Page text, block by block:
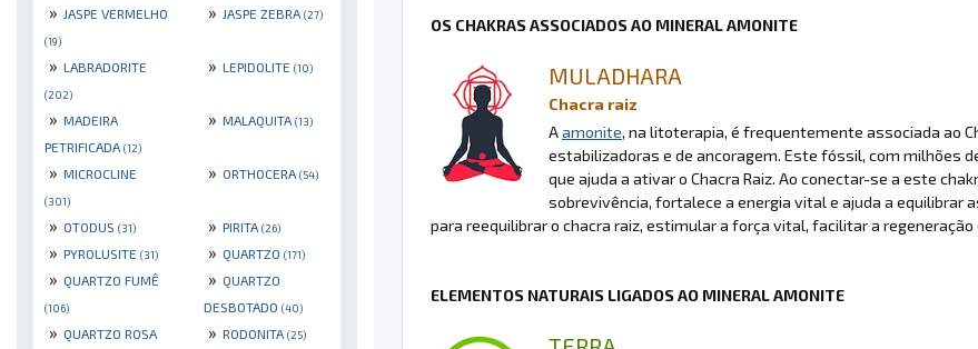
» JASPE VERMELHO
(19)
» JASPE ZEBRA (27)
» LABRADORITE
(202)
» LEPIDOLITE (10)
» MADEIRA
PETRIFICADA (12)
» MALAQUITA (13)
» MICROCLINE
(301)
» ORTHOCERA (54)
» OTODUS (31) » PIRITA (26)
» PYROLUSITE (31) » QUARTZO (171)
» QUARTZO FUMÊ
(106)
» QUARTZO
DESBOTADO (40)
» QUARTZO ROSA » RODONITA (25)
OS CHAKRAS ASSOCIADOS AO MINERAL AMONITE
MULADHARA
Chacra raiz
Aamonite, na litoterapia, é frequentemente associada ao
estabilizadoras e de ancoragem. Este fóssil, com milhões
que ajuda a ativar o Chacra Raiz. Ao conectar-se a este
sobrevivência, fortalece a energia vital e ajuda a equilibrar
para reequilibrar o chacra raiz, estimular a força vital, facilitar a
ELEMENTOS NATURAIS LIGADOS AO MINERAL AMONITE